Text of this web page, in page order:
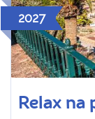
2027
Relax na